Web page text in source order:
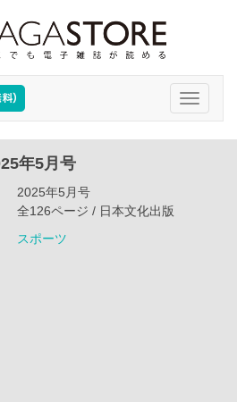
Toggle
年5月号
2025年5月号
全126ページ / 日本文化出版
スポーツ